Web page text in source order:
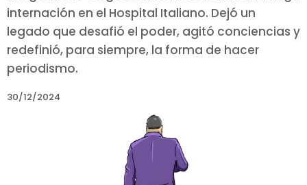
internación en el Hospital Italiano. Dejó un
legado que desafió el poder, agitó conciencias y
redefinió, para siempre, la forma de hacer
periodismo.
30/12/2024